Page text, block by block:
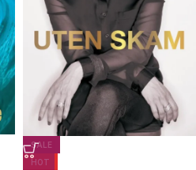
SALE
HOT